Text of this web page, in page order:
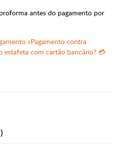
antes do pagamento por
«Pagamento contra
estafeta com cartão bancário? 💳